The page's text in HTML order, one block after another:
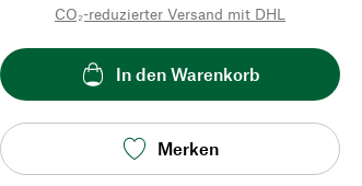
CO₂-reduzierter Versand mit DHL
In den Warenkorb
Merken